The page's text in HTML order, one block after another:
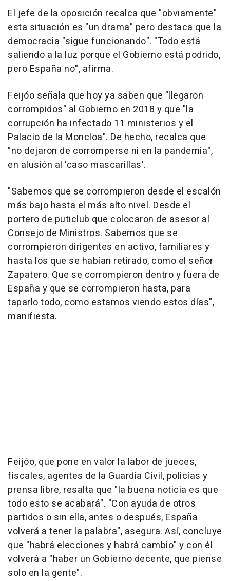
El jefe de la oposición recalca que "obviamente"
esta situación es "un drama" pero destaca que la
democracia "sigue funcionando". "Todo está
saliendo a la luz porque el Gobierno está podrido,
pero España no", afirma.
Feijóo señala que hoy ya saben que "llegaron
corrompidos" al Gobierno en 2018 y que "la
corrupción ha infectado 11 ministerios y el
Palacio de la Moncloa". De hecho, recalca que
"no dejaron de corromperse ni en la pandemia",
en alusión al 'caso mascarillas'.
"Sabemos que se corrompieron desde el escalón
más bajo hasta el más alto nivel. Desde el
portero de puticlub que colocaron de asesor al
Consejo de Ministros. Sabemos que se
corrompieron dirigentes en activo, familiares y
hasta los que se habían retirado, como el señor
Zapatero. Que se corrompieron dentro y fuera de
España y que se corrompieron hasta, para
taparlo todo, como estamos viendo estos días",
manifiesta.
Feijóo, que pone en valor la labor de jueces,
fiscales, agentes de la Guardia Civil, policías y
prensa libre, resalta que "la buena noticia es que
todo esto se acabará". "Con ayuda de otros
partidos o sin ella, antes o después, España
volverá a tener la palabra", asegura. Así, concluye
que "habrá elecciones y habrá cambio" y con él
volverá a "haber un Gobierno decente, que piense
solo en la gente".